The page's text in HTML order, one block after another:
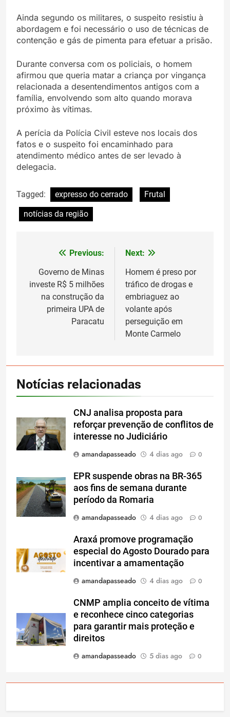
Ainda segundo os militares, o suspeito resistiu à
abordagem e foi necessário o uso de técnicas de
contenção e gás de pimenta para efetuar a prisão.
Durante conversa com os policiais, o homem
afirmou que queria matar a criança por vingança
relacionada a desentendimentos antigos com a
família, envolvendo som alto quando morava
próximo às vítimas.
A perícia da Polícia Civil esteve nos locais dos
fatos e o suspeito foi encaminhado para
atendimento médico antes de ser levado à
delegacia.
Tagged: expresso do cerrado
Frutal
notícias da região
Navegação
de
Post
Previous:
Governo de Minas
investe R$ 5 milhões
na construção da
primeira UPA de
Paracatu
Next:
Homem é preso por
tráfico de drogas e
embriaguez ao
volante após
perseguição em
Monte Carmelo
Notícias relacionadas
CNJ analisa proposta para
reforçar prevenção de conflitos de
interesse no Judiciário
amandapasseado
4 dias ago 0
EPR suspende obras na BR-365
aos fins de semana durante
período da Romaria
amandapasseado
4 dias ago 0
Araxá promove programação
especial do Agosto Dourado para
incentivar a amamentação
amandapasseado
4 dias ago 0
CNMP amplia conceito de vítima
e reconhece cinco categorias
para garantir mais proteção e
direitos
amandapasseado
5 dias ago 0